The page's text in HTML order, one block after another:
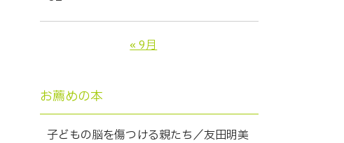
« 9月
お薦めの本
子どもの脳を傷つける親たち／友田明美